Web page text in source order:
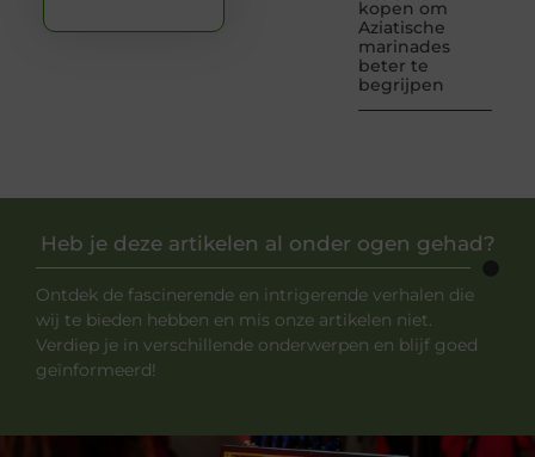
kopen om
Aziatische
marinades
beter te
begrijpen
Heb je deze artikelen al onder ogen gehad?
Ontdek de fascinerende en intrigerende verhalen die
wij te bieden hebben en mis onze artikelen niet.
Verdiep je in verschillende onderwerpen en blijf goed
geïnformeerd!